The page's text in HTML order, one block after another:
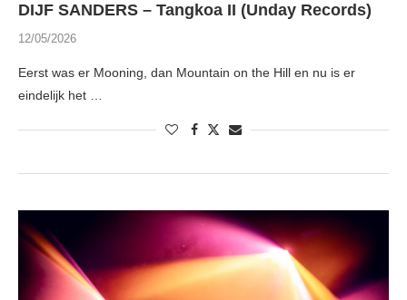
DIJF SANDERS – Tangkoa II (Unday Records)
12/05/2026
Eerst was er Mooning, dan Mountain on the Hill en nu is er
eindelijk het …